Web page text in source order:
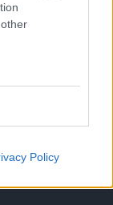
Policy
szombattól
riasztás